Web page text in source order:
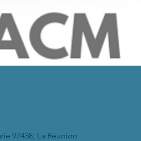
97438, La Réunion